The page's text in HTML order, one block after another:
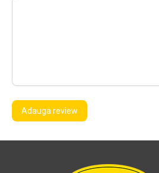
Adauga review